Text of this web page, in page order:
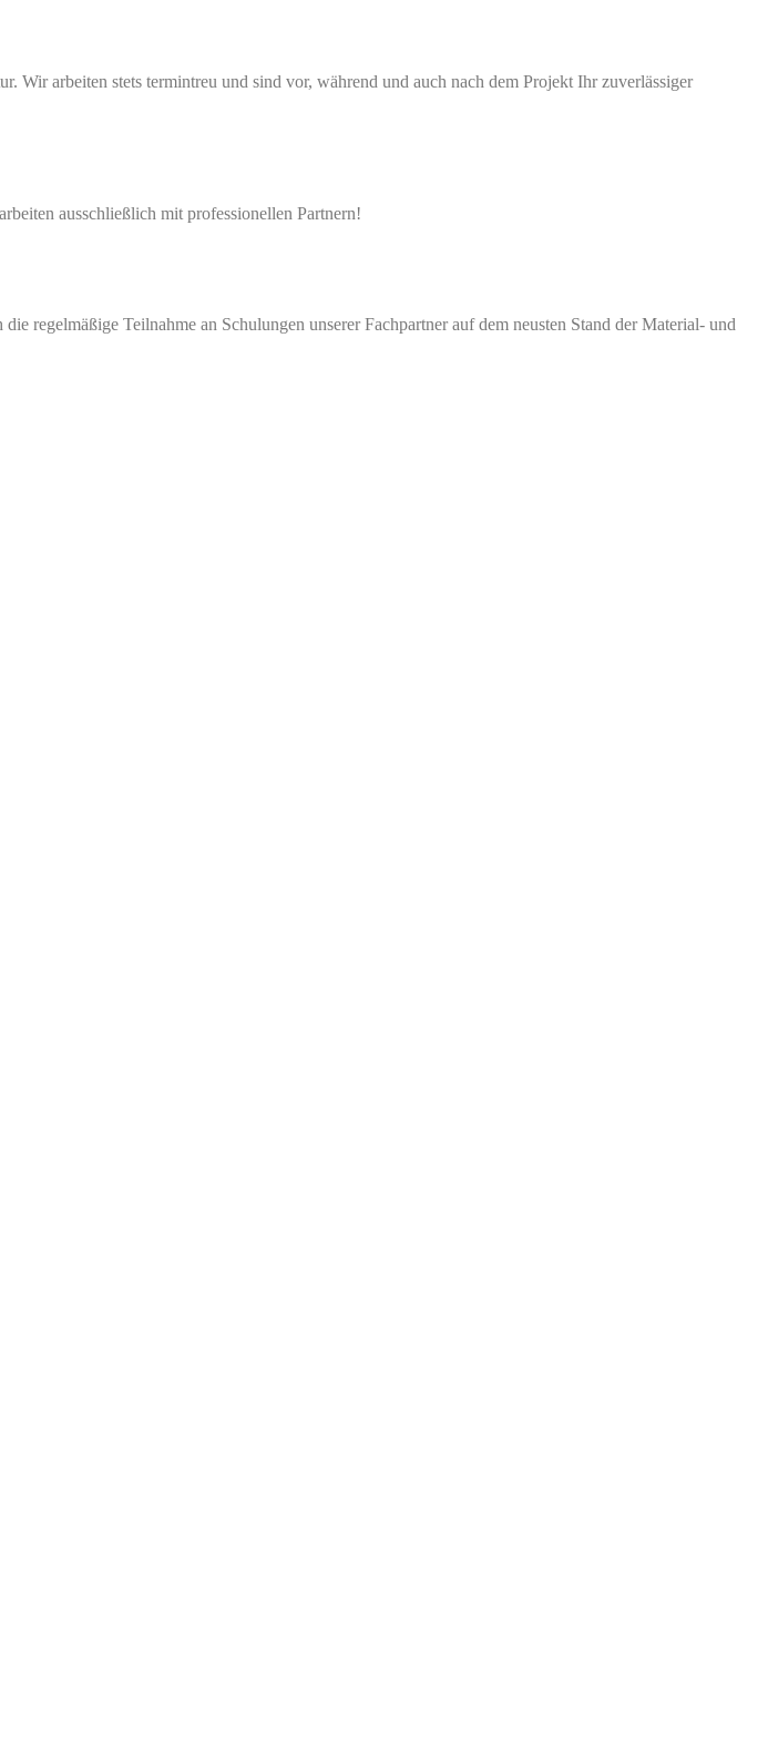
Wir arbeiten stets termintreu und sind vor, während und auch nach dem Projekt Ihr zuverlässiger
ausschließlich mit professionellen Partnern!
regelmäßige Teilnahme an Schulungen unserer Fachpartner auf dem neusten Stand der Material- und